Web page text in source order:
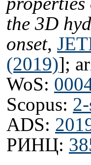
the 3D
onset,
(2019)];
WoS:
Scopus:
ADS:
РИНЦ: